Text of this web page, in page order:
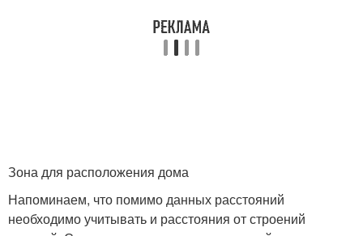
Зона для расположения дома
Напоминаем, что помимо данных расстояний
необходимо учитывать и расстояния от строений